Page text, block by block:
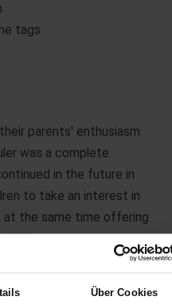
Über Cookies
tags
parents' enthusiasm
was a complete
in the future in
to take an interest in
at the same time offering
season.